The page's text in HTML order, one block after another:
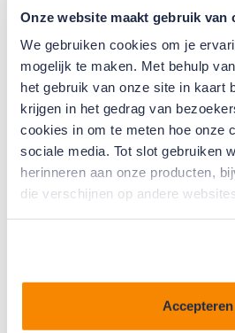
Onze website maakt gebruik van
We gebruiken cookies om je
mogelijk te maken. Met behulp
het gebruik van onze site in kaart
krijgen in het gedrag van
cookies in om te meten hoe onze
sociale media. Tot slot gebruiken
herinneren aan onze producten,
die verschijnen op andere
Accepteren
inderdaad in aanmerking voor
“Het aanvragen was even wat
viel het reuze mee. En toen ze via
onduidelijkheid had, kreeg ze
vriendelijke hulp.”
“Het voelde alsof ik geld terug
De positieve ervaring
ook hun eigen huis aan te
slaapkamers. De voordeur was
gang kreeg je nauwelijks warm.